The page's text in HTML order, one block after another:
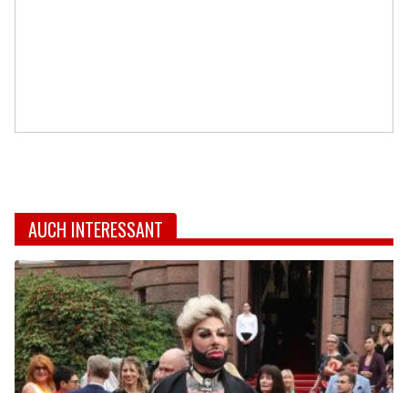
AUCH INTERESSANT